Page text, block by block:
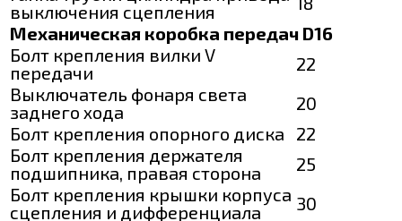
выключения сцепления
Механическая коробка передач D16
Болт крепления вилки V
передачи
22
Выключатель фонаря света
заднего хода
20
Болт крепления опорного диска
22
Болт крепления держателя
подшипника, правая сторона
25
Болт крепления крышки корпуса
сцепления и дифференциала
30